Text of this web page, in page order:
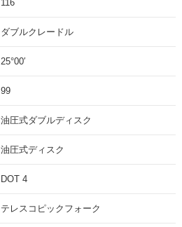
116
ダブルクレードル
25°00′
99
油圧式ダブルディスク
油圧式ディスク
DOT 4
テレスコピックフォーク